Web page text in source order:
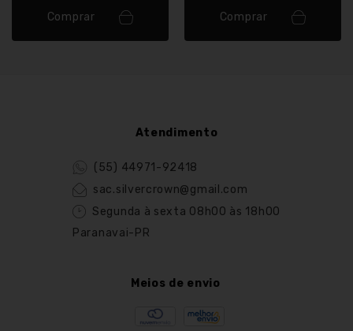
Comprar Comprar
Atendimento
(55) 44971-92418
sac.silvercrown@gmail.com
Segunda à sexta 08h00 às 18h00
Paranavai-PR
Meios de envio